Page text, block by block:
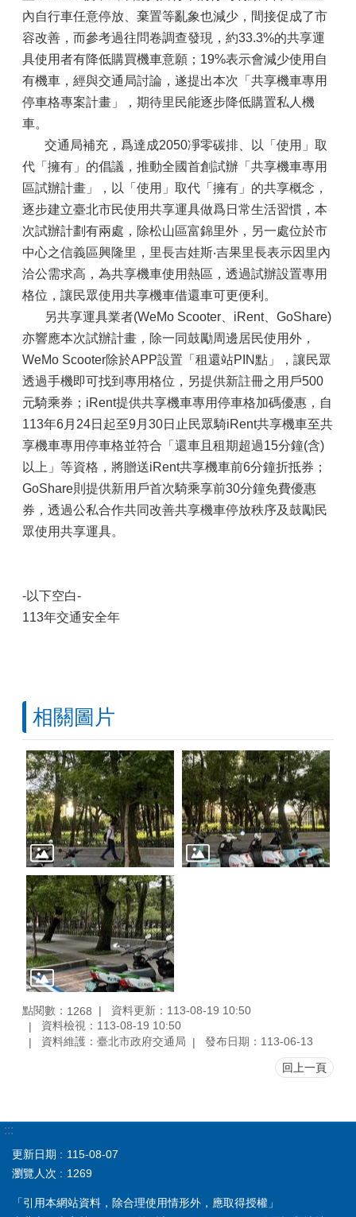
內自行車任意停放、棄置等亂象也減少，間接促成了市
容改善，而參考過往問卷調查發現，約33.3%的共享運
具使用者有降低購買機車意願；19%表示會減少使用自
有機車，經與交通局討論，遂提出本次「共享機車專用
停車格專案計畫」，期待里民能逐步降低購置私人機
車。
交通局補充，爲達成2050凈零碳排、以「使用」取
代「擁有」的倡議，推動全國首創試辦「共享機車專用
區試辦計畫」，以「使用」取代「擁有」的共享概念，
逐步建立臺北市民使用共享運具做爲日常生活習慣，本
次試辦計劃有兩處，除松山區富錦里外，另一處位於市
中心之信義區興隆里，里長吉娃斯‧吉果里長表示因里內
洽公需求高，為共享機車使用熱區，透過試辦設置專用
格位，讓民眾使用共享機車借還車可更便利。
另共享運具業者(WeMo Scooter、iRent、GoShare)
亦響應本次試辦計畫，除一同鼓勵周邊居民使用外，
WeMo Scooter除於APP設置「租還站PIN點」，讓民眾
透過手機即可找到專用格位，另提供新註冊之用戶500
元騎乘券；iRent提供共享機車專用停車格加碼優惠，自
113年6月24日起至9月30日止民眾騎iRent共享機車至共
享機車專用停車格並符合「還車且租期超過15分鐘(含)
以上」等資格，將贈送iRent共享機車前6分鐘折抵券；
GoShare則提供新用戶首次騎乘享前30分鐘免費優惠
券，透過公私合作共同改善共享機車停放秩序及鼓勵民
眾使用共享運具。
-以下空白-
113年交通安全年
相關圖片
點閱數： 1268
資料更新：113-08-19 10:50
資料檢視：113-08-19 10:50
資料維護：臺北市政府交通局
發布日期：113-06-13
回上一頁
:::
更新日期
115-08-07
瀏覽人次
1269
「引用本網站資料，除合理使用情形外，應取得授權」